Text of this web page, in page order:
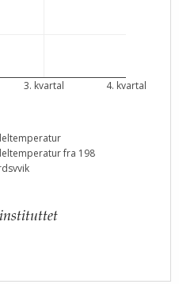
3. kvartal 4. kvartal
fra 1986